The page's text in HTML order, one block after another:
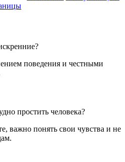
поведения и честными
простить человека?
важно понять свои чувства и не